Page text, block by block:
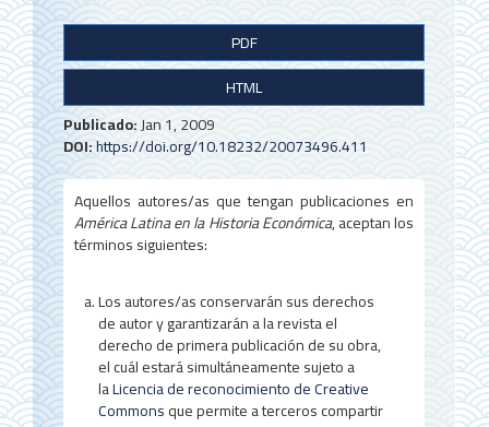
B
a
r
r
a
l
a
t
e
r
a
PDF
HTML
Publicado:Jan 1, 2009
DOI:https://doi.org/10.18232/20073496.411
Aquellos autores/as que tengan publicaciones en
América Latina en la Historia Económica, aceptan los
términos siguientes:
Los autores/as conservarán sus derechos
de autor y garantizarán a la revista el
derecho de primera publicación de su obra,
el cuál estará simultáneamente sujeto a
laLicencia de reconocimiento de Creative
Commonsque permite a terceros compartir